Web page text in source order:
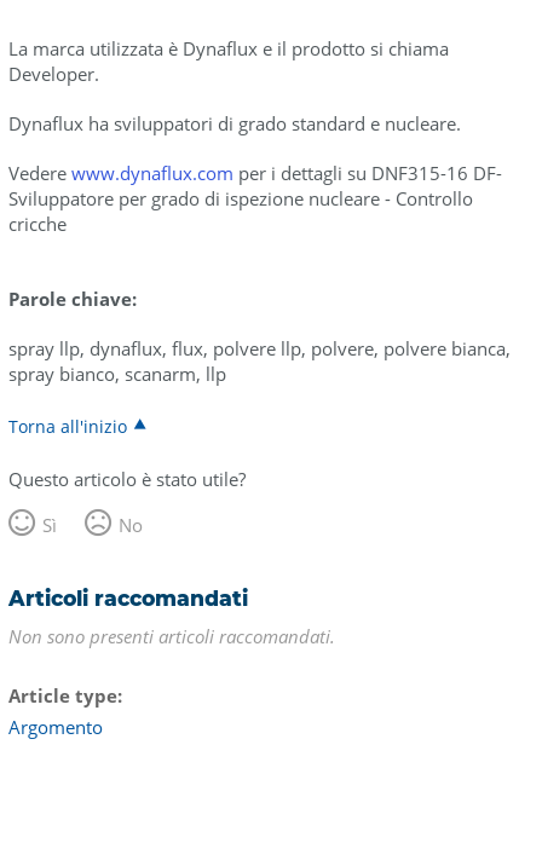
La marca utilizzata è Dynaflux e il prodotto si chiama
Developer.
Dynaflux ha sviluppatori di grado standard e nucleare.
Vedere www.dynaflux.com per i dettagli su DNF315-16 DF-
Sviluppatore per grado di ispezione nucleare - Controllo
cricche
Parole chiave:
spray llp, dynaflux, flux, polvere llp, polvere, polvere bianca,
spray bianco, scanarm, llp
Torna all'inizio
Questo articolo è stato utile?
Sì
No
Articoli raccomandati
Non sono presenti articoli raccomandati.
Article type
Argomento